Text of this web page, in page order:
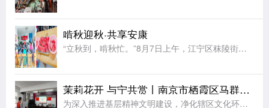
啃秋迎秋·共享安康
“立秋到，啃秋忙。”8月7日上午，江宁区秣陵街道火炬村开展了“啃秋迎秋·共享安康”为主题的立秋敬老活动。活动室里瓜香四溢、笑声阵阵。桌上摆满了红瓤西瓜，老人围坐一堂，一边品尝着清甜的“啃秋”瓜，一边聊
茉莉花开 与宁共赏丨南京市栖霞区马群街道百水芊城社区开展“扫黄打非树新风 全民阅读沐书香”全民阅读活动
为深入推进基层精神文明建设，净化辖区文化环境，培育全民阅读新风尚，筑牢社区思想文化安全防线，8月6日，栖霞区马群街道百水芊城社区党委依托社区新时代文明实践站组织全体社区工作人员，开展“扫黄打非树新风